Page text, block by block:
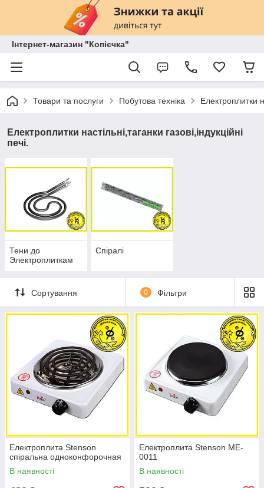
Інтернет-магазин "Копієчка"
Товари та послуги Побутова техніка Електроплитки
Електроплитки настільні,таганки газові,індукційні
печі.
Тени до
Электроплиткам
Спіралі
Сортування 0 Фільтри
Електроплита Stenson
спіральна одноконфорочная
В наявності
Електроплита Stenson ME-
0011
В наявності